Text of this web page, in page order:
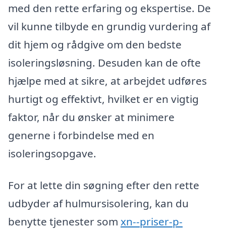
med den rette erfaring og ekspertise. De
vil kunne tilbyde en grundig vurdering af
dit hjem og rådgive om den bedste
isoleringsløsning. Desuden kan de ofte
hjælpe med at sikre, at arbejdet udføres
hurtigt og effektivt, hvilket er en vigtig
faktor, når du ønsker at minimere
generne i forbindelse med en
isoleringsopgave.
For at lette din søgning efter den rette
udbyder af hulmursisolering, kan du
benytte tjenester som xn--priser-p-